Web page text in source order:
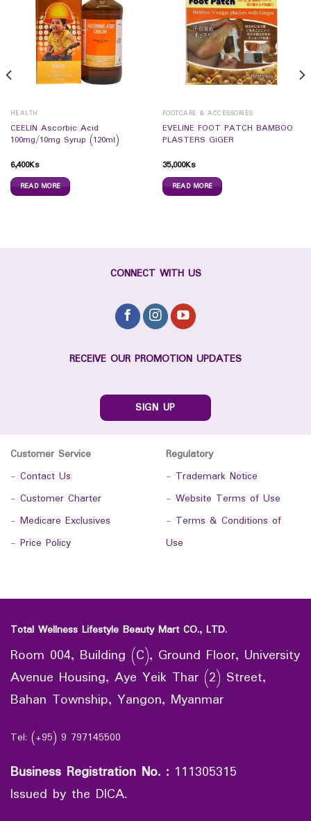
HEALTH
CEELIN Ascorbic Acid
100mg/10mg Syrup (120ml)
6,400Ks
READ MORE
FOOTCARE & ACCESSORIES
EVELINE FOOT PATCH BAMBOO
PLASTERS GiGER
35,000Ks
READ MORE
CONNECT WITH US
RECEIVE OUR PROMOTION UPDATES
SIGN UP
Customer Service
- Contact Us
- Customer Charter
- Medicare Exclusives
- Price Policy
Regulatory
- Trademark Notice
- Website Terms of Use
- Terms & Conditions of
Use
Total Wellness Lifestyle Beauty Mart CO., LTD.
Room 004, Building (C), Ground Floor, University
Avenue Housing, Aye Yeik Thar (2) Street,
Bahan Township, Yangon, Myanmar
Tel: (+95) 9 797145500
Business Registration No. : 111305315
Issued by the DICA.